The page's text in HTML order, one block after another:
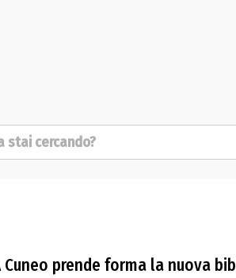
Cuneo prende forma la nuova